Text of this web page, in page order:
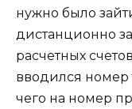
нужно было
дистанционно
расчетных
вводился номер
чего на номер